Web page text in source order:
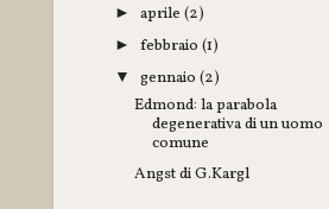
► aprile (2)
► febbraio (1)
▼ gennaio (2)
Edmond: la parabola
degenerativa di un uomo
comune
Angst di G.Kargl